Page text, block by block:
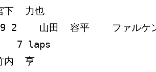
下  力也
2    山田  容平    ファルケン
7 laps
内  亨